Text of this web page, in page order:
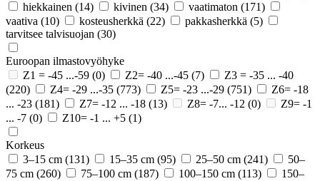
hiekkainen (14) kivinen (34) vaatimaton (171)
vaativa (10) kosteusherkkä (22) pakkasherkkä (5)
tarvitsee talvisuojan (30)
Euroopan ilmastovyöhyke
Z1 = -45 ...-59 (0) Z2= -40 ...-45 (7)
Z3 = -35 ... -40
(220)
Z4= -29 ...-35 (773) Z5= -23 ...-29 (751)
Z6= -18
... -23 (181) Z7= -12 ... -18 (13) Z8= -7... -12 (0)
Z9= -1
... -7 (0) Z10= -1 ... +5 (1)
Korkeus
3–15 cm (131) 15–35 cm (95) 25–50 cm (241)
50–
75 cm (260) 75–100 cm (187) 100–150 cm (113)
150–